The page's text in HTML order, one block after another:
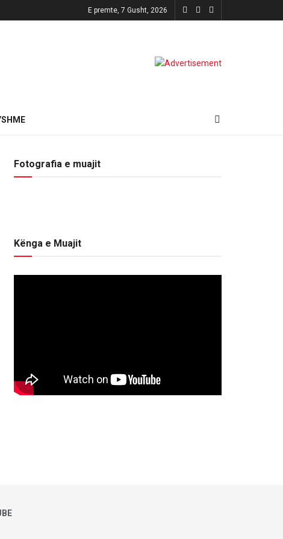
E premte, 7 Gusht, 2026
Fotografia e muajit
Kënga e Muajit